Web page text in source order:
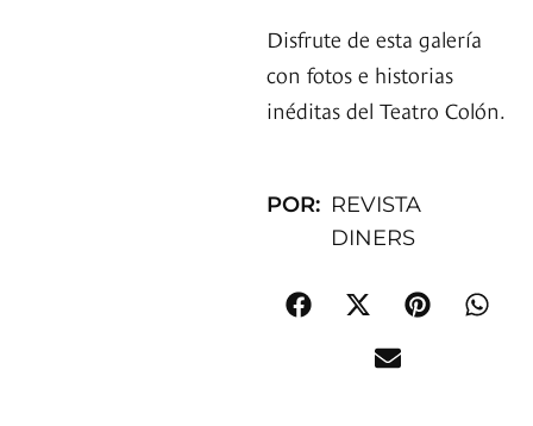
Disfrute de esta galería
con fotos e historias
inéditas del Teatro Colón.
POR: REVISTA
DINERS